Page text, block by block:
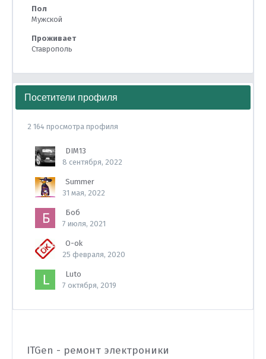
Пол
Мужской
Проживает
Ставрополь
Посетители профиля
2 164 просмотра профиля
DIM13
8 сентября, 2022
Summer
31 мая, 2022
Боб
7 июля, 2021
O-ok
25 февраля, 2020
Luto
7 октября, 2019
ITGen - ремонт электроники